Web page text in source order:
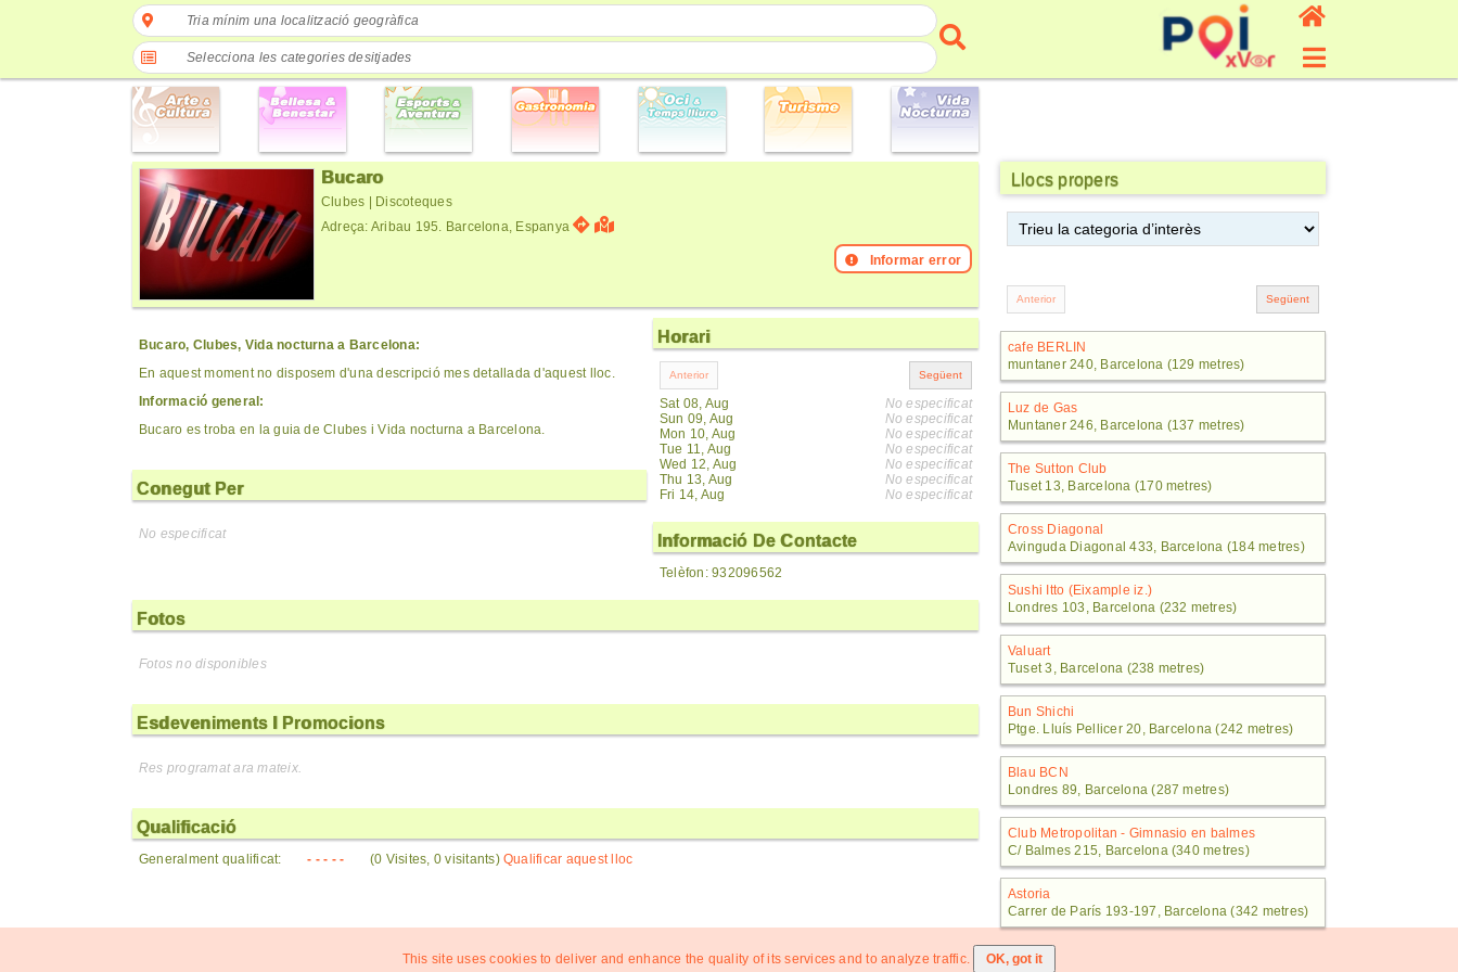
Tria mínim una localització geogràfica
Selecciona les categories desitjades
Bucaro
Clubes | Discoteques
Adreça: Aribau 195. Barcelona, Espanya
Informar error
Bucaro, Clubes, Vida nocturna a Barcelona:
En aquest moment no disposem d'una descripció mes detallada d'aquest lloc.
Informació general:
Bucaro es troba en la guia de Clubes i Vida nocturna a Barcelona.
Conegut Per
No especificat
Horari
Sat 08, Aug
Sun 09, Aug
Mon 10, Aug
Tue 11, Aug
Wed 12, Aug
Thu 13, Aug
Fri 14, Aug
No especificat
No especificat
No especificat
No especificat
No especificat
No especificat
No especificat
Informació De Contacte
Telèfon: 932096562
Fotos
Fotos no disponibles
Esdeveniments I Promocions
Res programat ara mateix.
Qualificació
Generalment qualificat: - - - - - (0 Visites, 0 visitants)Qualificar aquest lloc
Llocs propers
cafe BERLIN
muntaner 240, Barcelona (129 metres)
Luz de Gas
Muntaner 246, Barcelona (137 metres)
The Sutton Club
Tuset 13, Barcelona (170 metres)
Cross Diagonal
Avinguda Diagonal 433, Barcelona (184 metres)
Sushi Itto (Eixample iz.)
Londres 103, Barcelona (232 metres)
Valuart
Tuset 3, Barcelona (238 metres)
Bun Shichi
Ptge. Lluís Pellicer 20, Barcelona (242 metres)
Blau BCN
Londres 89, Barcelona (287 metres)
Club Metropolitan - Gimnasio en balmes
C/ Balmes 215, Barcelona (340 metres)
Astoria
Carrer de París 193-197, Barcelona (342 metres)
This site uses cookies to deliver and enhance the quality of its services and to analyze traffic.